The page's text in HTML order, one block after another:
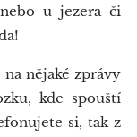
u jezera či
nějaké zprávy
kde spouští
si, tak z